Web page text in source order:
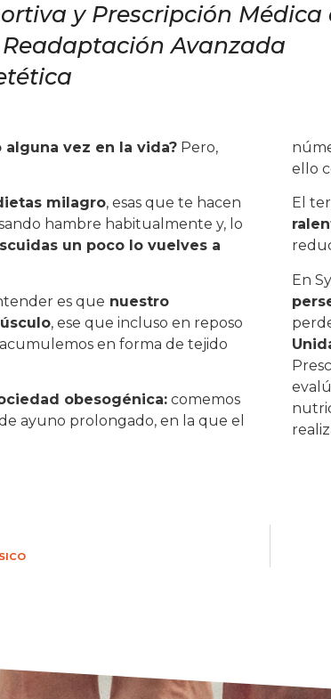
y Prescripción Médica
Avanzada
vez en la vida? Pero,
milagro, esas que te hacen
hambre habitualmente y, lo
un poco lo vuelves a
es que nuestro
, ese que incluso en reposo
en forma de tejido
obesogénica: comemos
ayuno prolongado, en la que el
ello
El
En